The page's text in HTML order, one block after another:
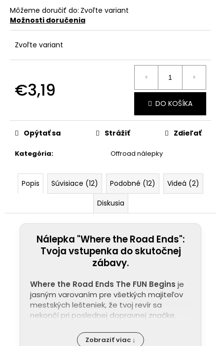
Môžeme doručiť do: Zvoľte variant
Možnosti doručenia
Zvoľte variant
€3,19
DO KOŠÍKA
Kategória: Offroad nálepky
Opýtať sa Strážiť Zdieľať
Popis Súvisiace (12) Podobné (12)
Videá (2)
Diskusia
Nálepka "Where the Road Ends":
Tvoja vstupenka do skutočnej
zábavy.
Where the Road Ends The FUN Begins je
jasným varovaním pre všetkých majiteľov
mestských lešteniek, že tvoj revír sa
nekončí pri poslednej dopravnej značke.
Zobraziť viac ↓